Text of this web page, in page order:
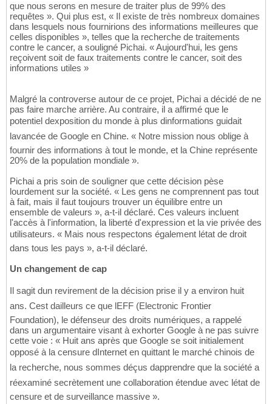
que nous serons en mesure de traiter plus de 99% des
requêtes ». Qui plus est, « Il existe de très nombreux domaines
dans lesquels nous fournirions des informations meilleures que
celles disponibles », telles que la recherche de traitements
contre le cancer, a souligné Pichai. « Aujourd'hui, les gens
reçoivent soit de faux traitements contre le cancer, soit des
informations utiles »
Malgré la controverse autour de ce projet, Pichai a décidé de ne
pas faire marche arrière. Au contraire, il a affirmé que le
potentiel dexposition du monde à plus dinformations guidait
lavancée de Google en Chine. « Notre mission nous oblige à
fournir des informations à tout le monde, et la Chine représente
20% de la population mondiale ».
Pichai a pris soin de souligner que cette décision pèse
lourdement sur la société. « Les gens ne comprennent pas tout
à fait, mais il faut toujours trouver un équilibre entre un
ensemble de valeurs », a-t-il déclaré. Ces valeurs incluent
l'accès à l'information, la liberté d'expression et la vie privée des
utilisateurs. « Mais nous respectons également létat de droit
dans tous les pays », a-t-il déclaré.
Un changement de cap
Il sagit dun revirement de la décision prise il y a environ huit
ans. Cest dailleurs ce que lEFF (Electronic Frontier
Foundation), le défenseur des droits numériques, a rappelé
dans un argumentaire visant à exhorter Google à ne pas suivre
cette voie : « Huit ans après que Google se soit initialement
opposé à la censure dInternet en quittant le marché chinois de
la recherche, nous sommes déçus dapprendre que la société a
réexaminé secrètement une collaboration étendue avec létat de
censure et de surveillance massive ».